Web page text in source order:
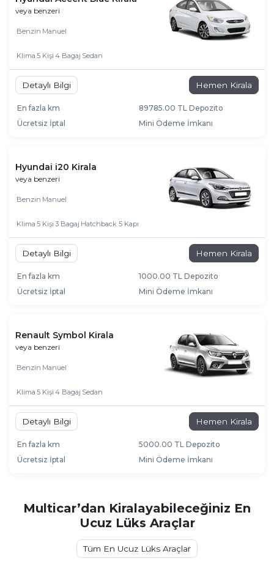
veya benzeri
Benzin Manuel
Klima 5 Kişi 4 Bagaj Sedan
Detaylı Bilgi Hemen Kirala
En fazla km
89785.00 TL Depozito
Ücretsiz İptal
Mini Ödeme İmkanı
Hyundai i20 Kirala
veya benzeri
Benzin Manuel
Klima 5 Kişi 3 Bagaj Hatchback 5 Kapı
Detaylı Bilgi Hemen Kirala
En fazla km
1000.00 TL Depozito
Ücretsiz İptal
Mini Ödeme İmkanı
Renault Symbol Kirala
veya benzeri
Benzin Manuel
Klima 5 Kişi 4 Bagaj Sedan
Detaylı Bilgi Hemen Kirala
En fazla km
5000.00 TL Depozito
Ücretsiz İptal
Mini Ödeme İmkanı
Multicar’dan Kiralayabileceğiniz En
Ucuz Lüks Araçlar
Tüm En Ucuz Lüks Araçlar